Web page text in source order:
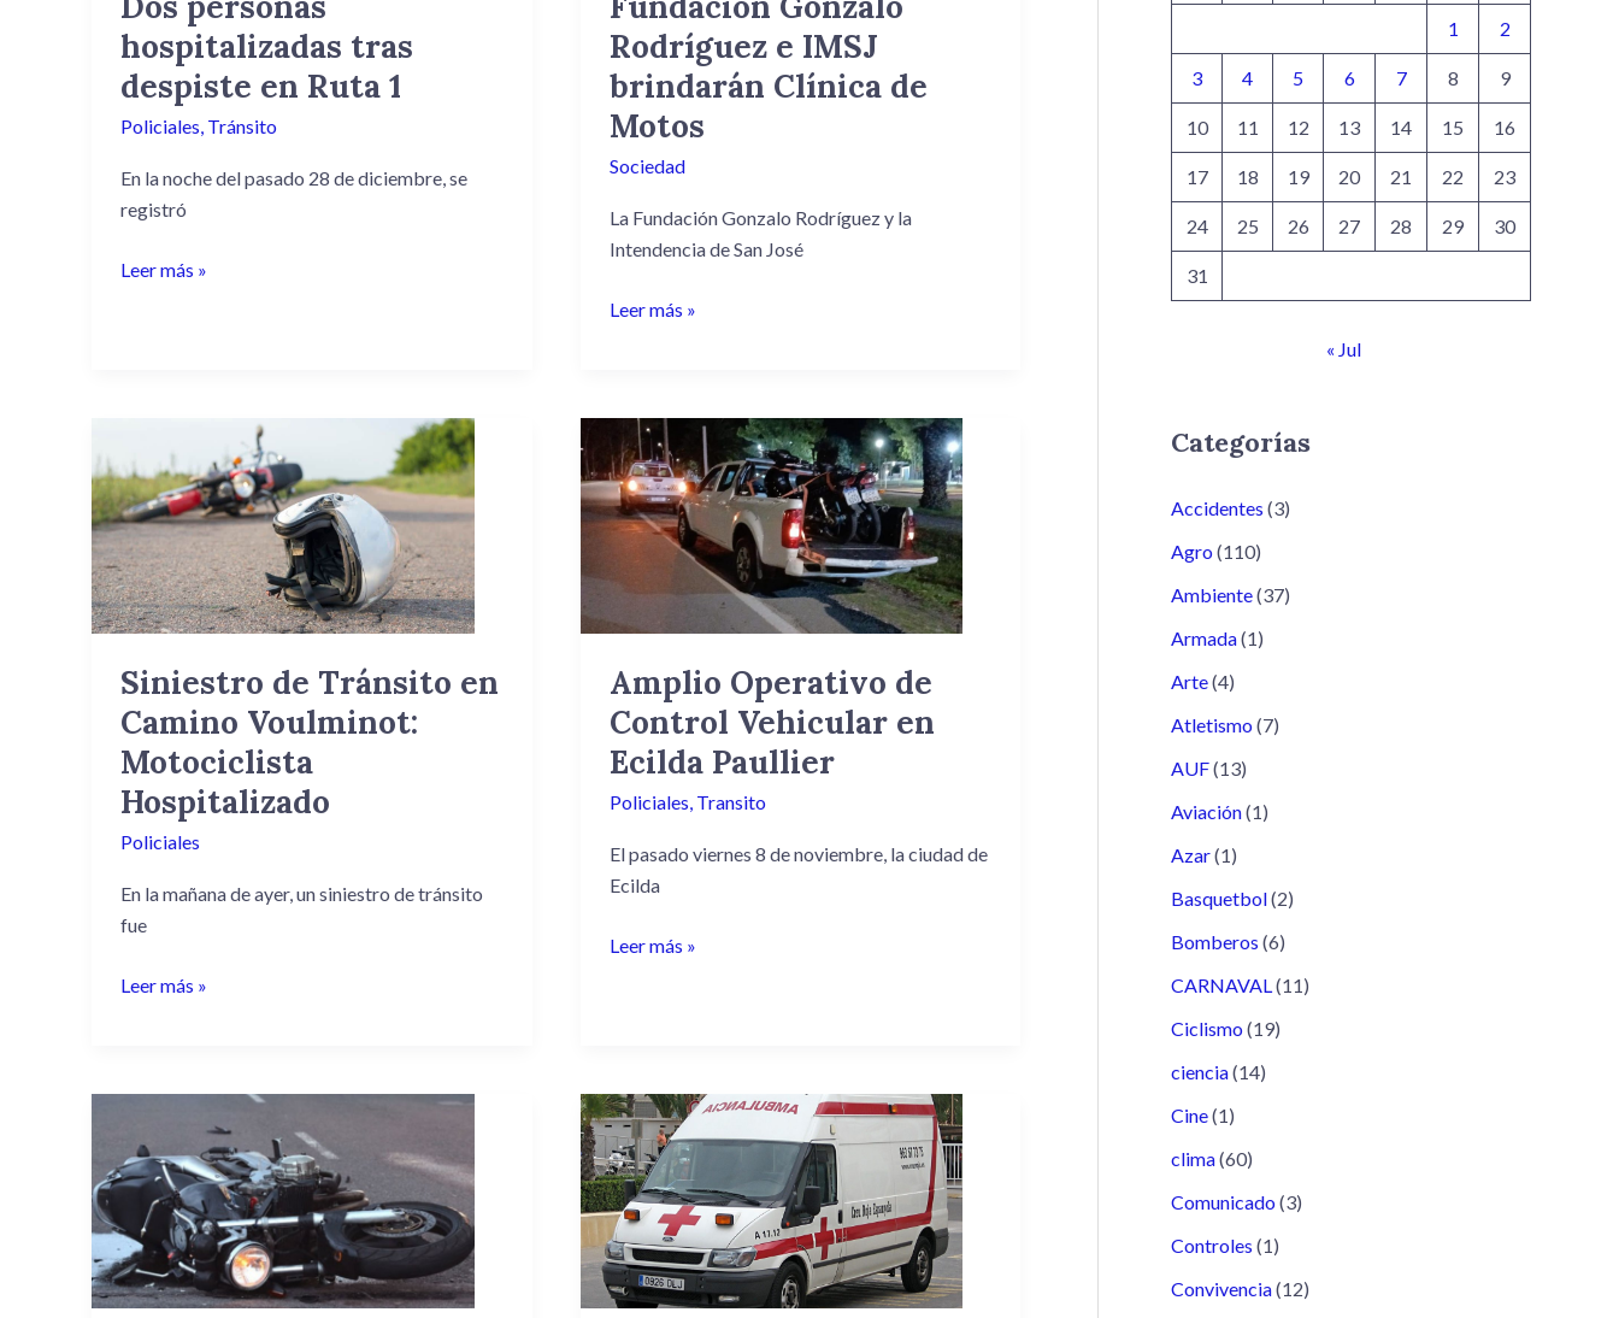
hospitalizadas tras
despiste en Ruta 1
Policiales, Tránsito
En la noche del pasado 28 de diciembre, se
registró
Leer más »
Rodríguez e IMSJ
brindarán Clínica de
Motos
Sociedad
La Fundación Gonzalo Rodríguez y la
Intendencia de San José
Motos
Leer más »
Siniestro de Tránsito en
Camino Voulminot:
Motociclista
Hospitalizado
Policiales
En la mañana de ayer, un siniestro de tránsito
fue
de
Tránsito
en
Camino
Voulminot:
Motociclista
Leer más »
Amplio Operativo de
Control Vehicular en
Ecilda Paullier
Policiales Transito
El pasado viernes 8 de noviembre, la ciudad de
Ecilda
Amplio
Operativo
de
Control
Vehicular
en
Ecilda
Leer más »
accidentes
graves
el
departamento
durante
Tres
lesionados
en
accidentes
de
tránsito
ocurridos
1 2
3 4 5 6 7 8 9
10 11 12 13 14 15 16
17 18 19 20 21 22 23
24 25 26 27 28 29 30
31
« Jul
Categorías
Accidentes (3)
Agro (110)
Ambiente(37)
Armada(1)
Arte(4)
Atletismo (7)
AUF(13)
Aviación(1)
Azar(1)
Basquetbol(2)
Bomberos (6)
CARNAVAL (11)
Ciclismo (19)
ciencia(14)
Cine(1)
clima(60)
Comunicado (3)
Controles (1)
Convivencia(12)